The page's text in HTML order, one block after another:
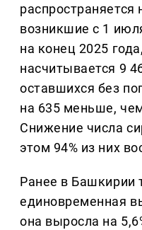
распространяется
возникшие с 1
на конец 2025
насчитывается 9
оставшихся без
на 635 меньше,
Снижение числа
этом 94% из них
Ранее в Башкирии
единовременная
она выросла на